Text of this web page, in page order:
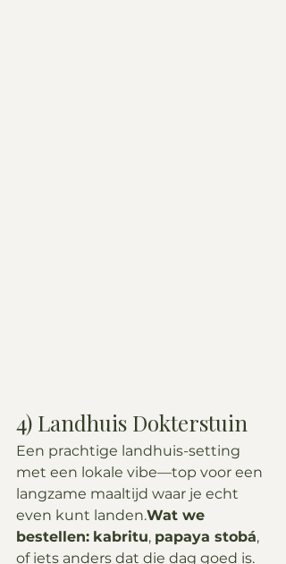
4) Landhuis Dokterstuin
Een prachtige landhuis-setting
met een lokale vibe—top voor een
langzame maaltijd waar je echt
even kunt landen.Wat we
bestellen: kabritu, papaya stobá,
of iets anders dat die dag goed is.